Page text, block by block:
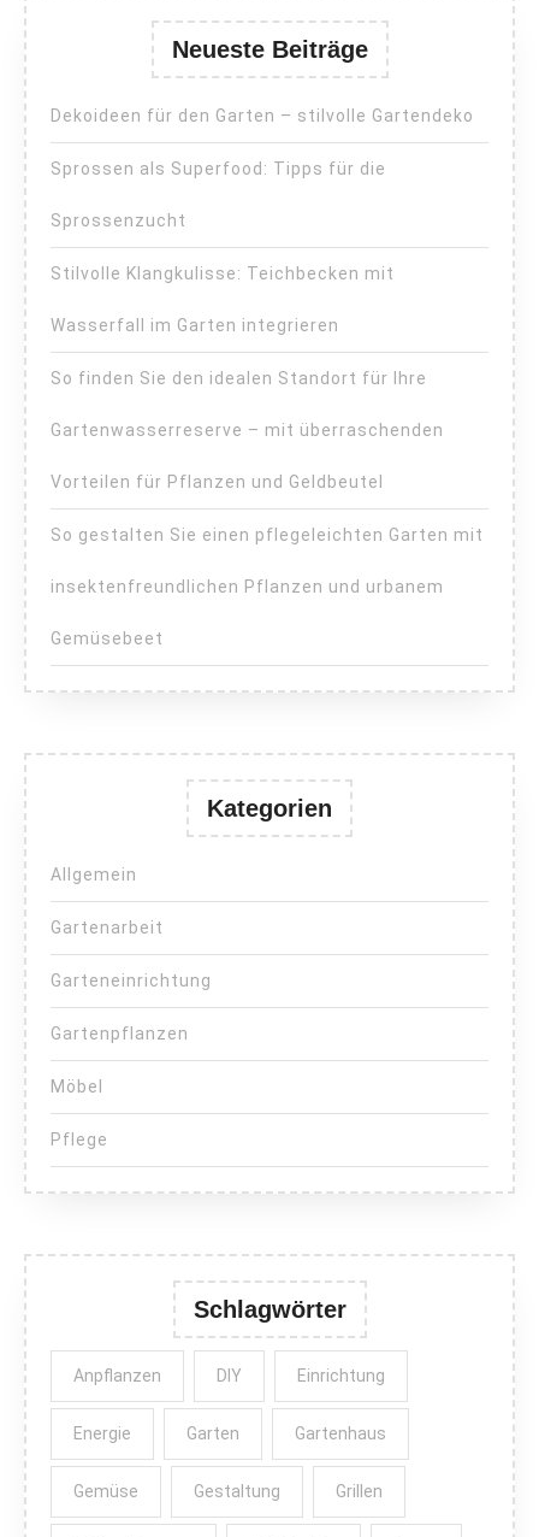
Neueste Beiträge
Dekoideen für den Garten – stilvolle Gartendeko
Sprossen als Superfood: Tipps für die
Sprossenzucht
Stilvolle Klangkulisse: Teichbecken mit
Wasserfall im Garten integrieren
So finden Sie den idealen Standort für Ihre
Gartenwasserreserve – mit überraschenden
Vorteilen für Pflanzen und Geldbeutel
So gestalten Sie einen pflegeleichten Garten mit
insektenfreundlichen Pflanzen und urbanem
Gemüsebeet
Kategorien
Allgemein
Gartenarbeit
Garteneinrichtung
Gartenpflanzen
Möbel
Pflege
Schlagwörter
Anpflanzen DIY Einrichtung
Energie Garten Gartenhaus
Gemüse Gestaltung Grillen